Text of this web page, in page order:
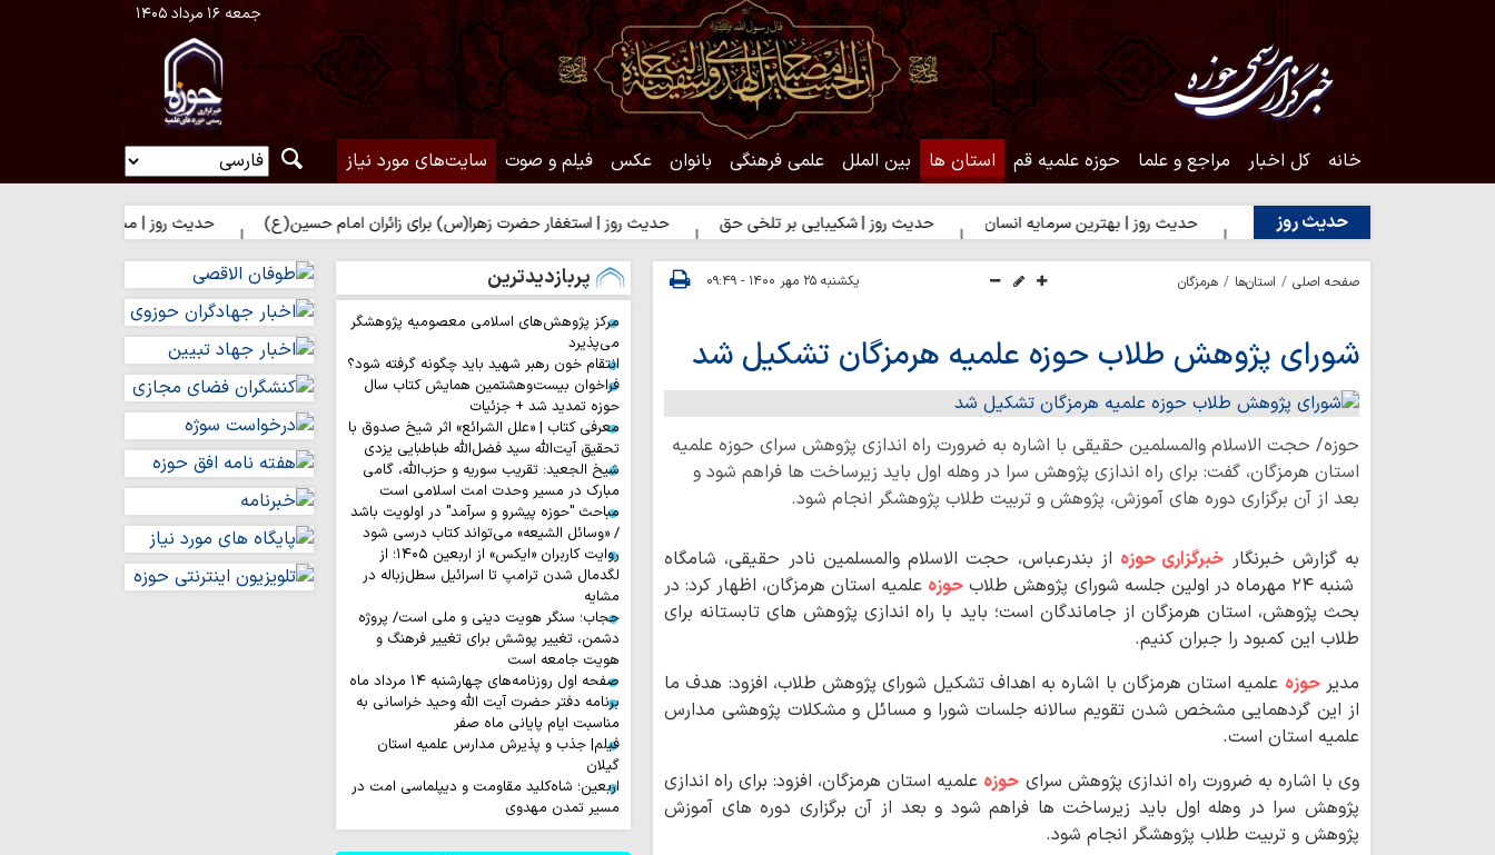
جمعه ۱۶ مرداد ۱۴۰۵
خانه کل اخبار مراجع و علما حوزه علمیه قم استان ها بین الملل علمی فرهنگی بانوان عکس فیلم و صوت سایت‌های مورد نیاز
حدیث روز
شدن به محبت اهل‌بیت(ع) حدیث روز | بهترین سرمایه انسان حدیث روز | شکیبایی بر تلخی حق حدیث روز | استغفار حضرت زهرا(س) برای زائران امام حسین(ع) حدیث روز | مباهات خداوند به زائر
صفحه اصلی استان‌ها هرمزگان یکشنبه ۲۵ مهر ۱۴۰۰ - ۰۹:۴۹
شورای پژوهش طلاب حوزه علمیه هرمزگان تشکیل شد
حوزه/ حجت الاسلام والمسلمین حقیقی با اشاره به ضرورت راه اندازی پژوهش سرای حوزه علمیه
استان هرمزگان، گفت: برای راه اندازی پژوهش سرا در وهله اول باید زیرساخت ها فراهم شود و
بعد از آن برگزاری دوره های آموزش، پژوهش و تربیت طلاب پژوهشگر انجام شود.
به گزارش خبرنگار خبرگزاری حوزه از بندرعباس، حجت الاسلام والمسلمین نادر حقیقی، شامگاه
شنبه ٢٤ مهرماه در اولین جلسه شورای پژوهش طلاب
حوزه علمیه استان هرمزگان، اظهار کرد: در
بحث پژوهش، استان هرمزگان از جاماندگان است؛ باید با راه اندازی پژوهش های تابستانه برای
طلاب این کمبود را جبران کنیم.
مدیرحوزه علمیه استان هرمزگان با اشاره به اهداف تشکیل شورای پژوهش طلاب، افزود: هدف ما
از این گردهمایی مشخص شدن تقویم سالانه جلسات شورا و مسائل و مشکلات پژوهشی مدارس
علمیه استان است.
وی با اشاره به ضرورت راه اندازی پژوهش سرای حوزه علمیه استان هرمزگان، افزود: برای راه اندازی
پژوهش سرا در وهله اول باید زیرساخت ها فراهم شود و بعد از آن برگزاری دوره های آموزش
پژوهش و تربیت طلاب پژوهشگر انجام شود.
پربازدیدترین
مرکز پژوهش‌های اسلامی معصومیه پژوهشگر
می‌پذیرد
انتقام خون رهبر شهید باید چگونه گرفته شود؟
فراخوان بیست‌وهشتمین همایش کتاب سال
حوزه تمدید شد + جزئیات
معرفی کتاب | «علل الشرائع» اثر شیخ صدوق با
تحقیق آیت‌الله سید فضل‌الله طباطبایی یزدی
شیخ الجعید: تقریب سوریه و حزب‌الله، گامی
مبارک در مسیر وحدت امت اسلامی است
مباحث "حوزه پیشرو و سرآمد" در اولویت باشد
/ «وسائل الشیعه» می‌تواند کتاب درسی شود
روایت‌ کاربران «ایکس» از اربعین ۱۴۰۵؛ از
لگدمال شدن ترامپ تا اسرائیل سطل‌زباله‌ در
مشایه
حجاب؛ سنگر هویت دینی و ملی است/ پروژه
دشمن، تغییر پوشش برای تغییر فرهنگ و
هویت جامعه است
صفحه اول روزنامه‌های چهارشنبه ۱۴ مرداد ماه
برنامه دفتر حضرت آیت الله وحید خراسانی به
مناسبت ایام پایانی ماه صفر
فیلم| جذب و پذیرش مدارس علمیه استان
گیلان
اربعین؛ شاه‌کلید مقاومت و دیپلماسی امت در
مسیر تمدن مهدوی